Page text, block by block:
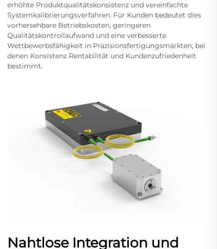
erhöhte Produktqualitätskonsistenz und vereinfachte
Systemkalibrierungsverfahren. Für Kunden bedeutet dies
vorhersehbare Betriebskosten, geringeren
Qualitätskontrollaufwand und eine verbesserte
Wettbewerbsfähigkeit in Präzisionsfertigungsmärkten, bei
denen Konsistenz Rentabilität und Kundenzufriedenheit
bestimmt.
Nahtlose Integration und